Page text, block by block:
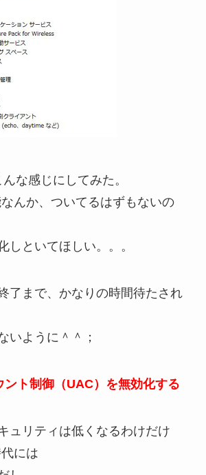
な感じにしてみた。
んか、ついてるはずもないの
しといてほしい。。。
了まで、かなりの時間待たされ
いように＾＾；
ント制御（UAC）を無効化する
ュリティは低くなるわけだけ
には